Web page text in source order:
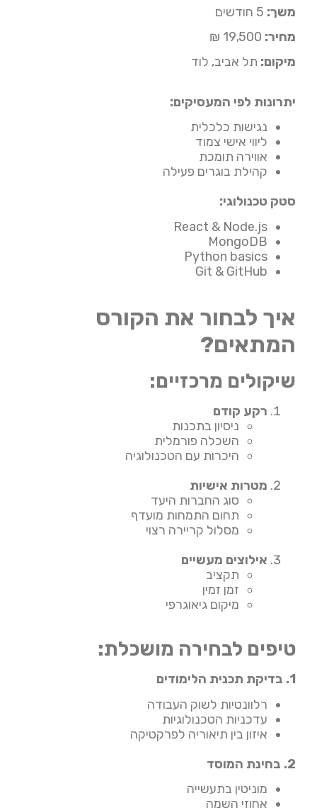
משך:
מחיר:
מיקום: תל אביב, לוד
יתרונות לפי המעסיקים:
נגישות כלכלית
ליווי אישי צמוד
אווירה תומכת
קהילת בוגרים פעילה
סטק טכנולוגי:
React & Node.js
MongoDB
Python basics
Git & GitHub
איך לבחור את הקורס
המתאים?
שיקולים מרכזיים:
רקע קודם
ניסיון בתכנות
השכלה פורמלית
היכרות עם הטכנולוגיה
מטרות אישיות
סוג החברות היעד
תחום התמחות מועדף
מסלול קריירה רצוי
אילוצים מעשיים
תקציב
זמן זמין
מיקום גיאוגרפי
טיפים לבחירה מושכלת:
1. בדיקת תכנית הלימודים
רלוונטיות לשוק העבודה
עדכניות הטכנולוגיות
איזון בין תיאוריה לפרקטיקה
2. בחינת המוסד
מוניטין בתעשייה
אחוזי השמה